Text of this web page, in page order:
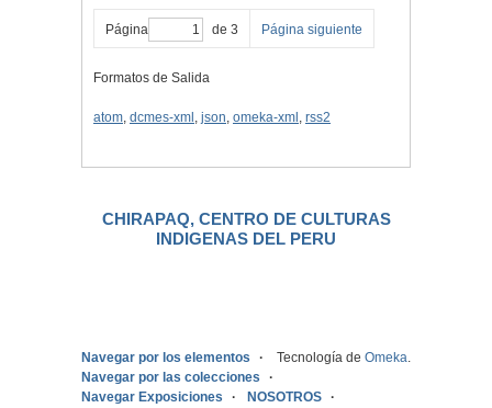
Página de 3 Página siguiente
Formatos de Salida
atom, dcmes-xml , json, omeka-xml , rss2
CHIRAPAQ, CENTRO DE CULTURAS
INDIGENAS DEL PERU
Navegar por los elementos
Navegar por las colecciones
Navegar Exposiciones
NOSOTROS
Tecnología de Omeka.